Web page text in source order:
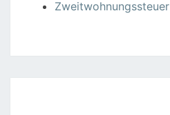
Zweitwohnungssteuer